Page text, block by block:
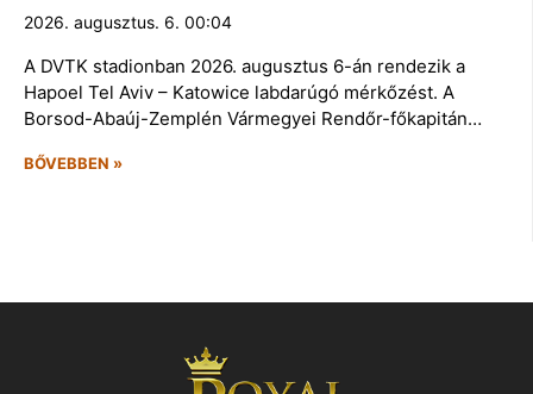
2026. augusztus. 6. 00:04
A DVTK stadionban 2026. augusztus 6-án rendezik a
Hapoel Tel Aviv – Katowice labdarúgó mérkőzést. A
Borsod-Abaúj-Zemplén Vármegyei Rendőr-főkapitán…
BŐVEBBEN »